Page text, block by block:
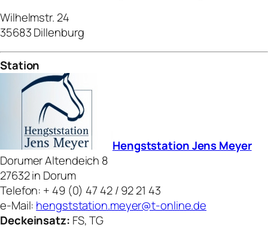
Wilhelmstr. 24
35683 Dillenburg
Station
Hengststation Jens Meyer
Dorumer Altendeich 8
27632 in Dorum
Telefon: + 49 (0) 47 42 / 92 21 43
e-Mail: hengststation.meyer@t-online.de
Deckeinsatz: FS, TG